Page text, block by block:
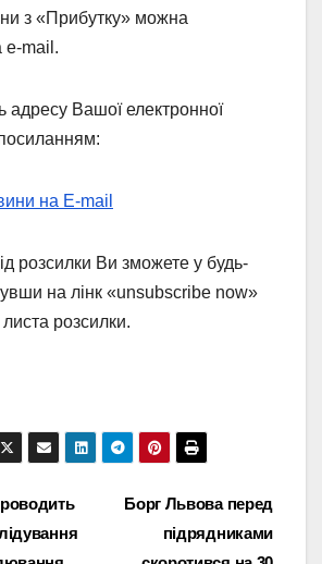
з «Прибутку» можна
e-mail.
адресу Вашої електронної
на E-mail
розсилки Ви зможете у будь-
на лінк «unsubscribe now»
розсилки.
Борг Львова перед
підрядниками